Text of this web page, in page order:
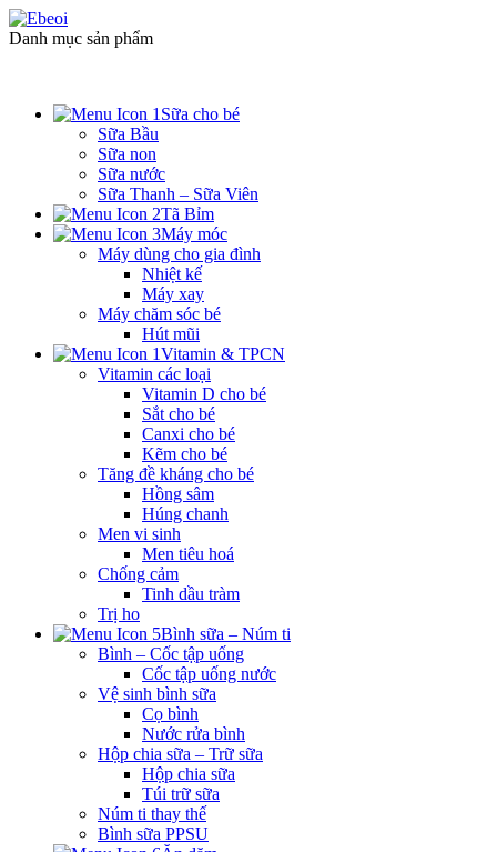
Danh mục sản phẩm
Sữa cho bé
Sữa Bầu
Sữa non
Sữa nước
Sữa Thanh – Sữa Viên
Tã Bỉm
Máy móc
Máy dùng cho gia đình
Nhiệt kế
Máy xay
Máy chăm sóc bé
Hút mũi
Vitamin & TPCN
Vitamin các loại
Vitamin D cho bé
Sắt cho bé
Canxi cho bé
Kẽm cho bé
Tăng đề kháng cho bé
Hồng sâm
Húng chanh
Men vi sinh
Men tiêu hoá
Chống cảm
Tinh dầu tràm
Trị ho
Bình sữa – Núm ti
Bình – Cốc tập uống
Cốc tập uống nước
Vệ sinh bình sữa
Cọ bình
Nước rửa bình
Hộp chia sữa – Trữ sữa
Hộp chia sữa
Túi trữ sữa
Núm ti thay thế
Bình sữa PPSU